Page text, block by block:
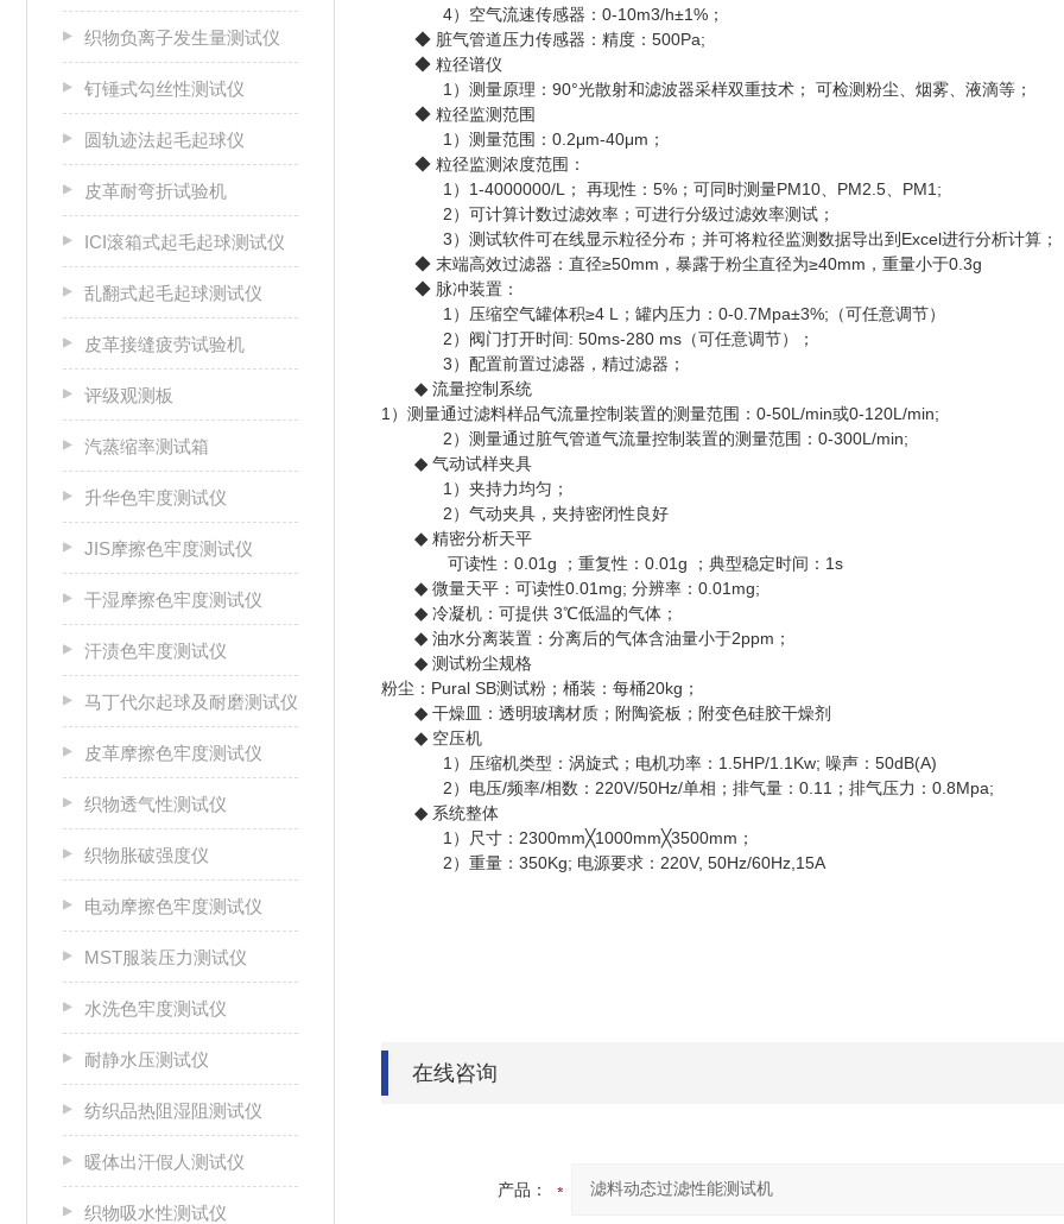
织物负离子发生量测试仪
钉锤式勾丝性测试仪
圆轨迹法起毛起球仪
皮革耐弯折试验机
ICI滚箱式起毛起球测试仪
乱翻式起毛起球测试仪
皮革接缝疲劳试验机
评级观测板
汽蒸缩率测试箱
升华色牢度测试仪
JIS摩擦色牢度测试仪
干湿摩擦色牢度测试仪
汗渍色牢度测试仪
马丁代尔起球及耐磨测试仪
皮革摩擦色牢度测试仪
织物透气性测试仪
织物胀破强度仪
电动摩擦色牢度测试仪
MST服装压力测试仪
水洗色牢度测试仪
耐静水压测试仪
纺织品热阻湿阻测试仪
暖体出汗假人测试仪
织物吸水性测试仪
4）空气流速传感器：0-10m3/h±1%；
◆ 脏气管道压力传感器：精度：500Pa;
◆ 粒径谱仪
1）测量原理：90°光散射和滤波器采样双重技术； 可检测粉尘、烟雾、液滴等；
◆ 粒径监测范围
1）测量范围：0.2μm-40μm；
◆ 粒径监测浓度范围：
1）1-4000000/L； 再现性：5%；可同时测量PM10、PM2.5、PM1;
2）可计算计数过滤效率；可进行分级过滤效率测试；
3）测试软件可在线显示粒径分布；并可将粒径监测数据导出到Excel进行分析计算；
◆ 末端高效过滤器：直径≥50mm，暴露于粉尘直径为≥40mm，重量小于0.3g
◆ 脉冲装置：
1）压缩空气罐体积≥4 L；罐内压力：0-0.7Mpa±3%;（可任意调节）
2）阀门打开时间: 50ms-280 ms（可任意调节）；
3）配置前置过滤器，精过滤器；
◆ 流量控制系统
1）测量通过滤料样品气流量控制装置的测量范围：0-50L/min或0-120L/min;
2）测量通过脏气管道气流量控制装置的测量范围：0-300L/min;
◆ 气动试样夹具
1）夹持力均匀；
2）气动夹具，夹持密闭性良好
◆ 精密分析天平
可读性：0.01g ；重复性：0.01g ；典型稳定时间：1s
◆ 微量天平：可读性0.01mg; 分辨率：0.01mg;
◆ 冷凝机：可提供 3℃低温的气体；
◆ 油水分离装置：分离后的气体含油量小于2ppm；
◆ 测试粉尘规格
粉尘：Pural SB测试粉；桶装：每桶20kg；
◆ 干燥皿：透明玻璃材质；附陶瓷板；附变色硅胶干燥剂
◆ 空压机
1）压缩机类型：涡旋式；电机功率：1.5HP/1.1Kw; 噪声：50dB(A)
2）电压/频率/相数：220V/50Hz/单相；排气量：0.11；排气压力：0.8Mpa;
◆ 系统整体
1）尺寸：2300mm╳1000mm╳3500mm；
2）重量：350Kg; 电源要求：220V, 50Hz/60Hz,15A
在线咨询
产品：